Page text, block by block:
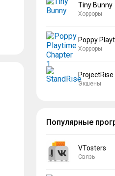
Tiny Bunny
Хорроры
Poppy
Хорроры
ProjectRise
Экшены
Популярные
VTosters
Связь